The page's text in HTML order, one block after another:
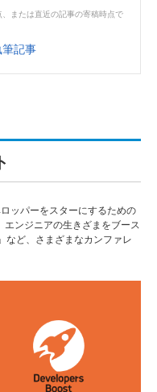
または直近の記事の寄稿時点で
記事
ッパーをスターにするための
ンジニアの生きざまをブース
など、さまざまなカンファレ